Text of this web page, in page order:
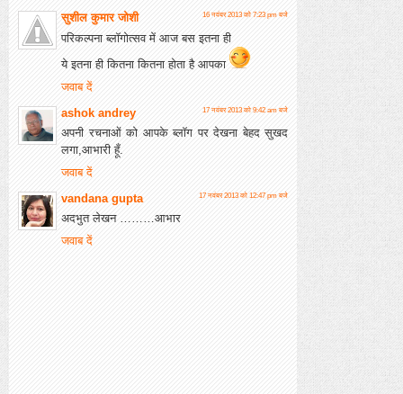
सुशील कुमार जोशी
16 नवंबर 2013 को 7:23 pm बजे
परिकल्पना ब्लॉगोत्सव में आज बस इतना ही
ये इतना ही कितना कितना होता है आपका
जवाब दें
ashok andrey
17 नवंबर 2013 को 9:42 am बजे
अपनी रचनाओं को आपके ब्लॉग पर देखना बेहद सुखद
लगा,आभारी हूँ.
जवाब दें
vandana gupta
17 नवंबर 2013 को 12:47 pm बजे
अदभुत लेखन ………आभार
जवाब दें